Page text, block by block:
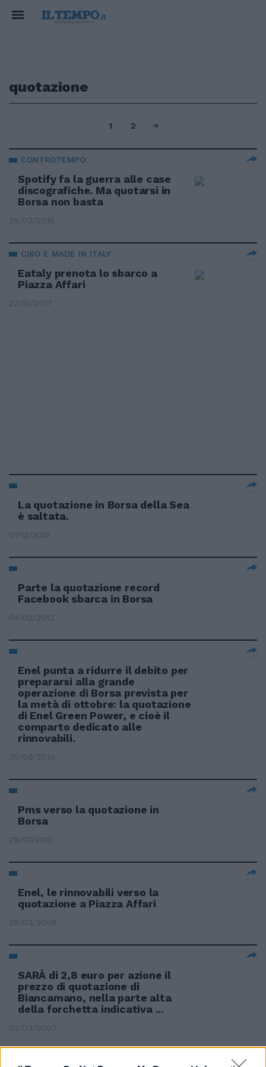
quotazione
1 2
CONTROTEMPO
Spotify fa la guerra alle case
discografiche. Ma quotarsi in
Borsa non basta
28/03/2018
CIBO E MADE IN ITALY
Eataly prenota lo sbarco a
Piazza Affari
22/10/2017
La quotazione in Borsa della Sea
è saltata.
01/12/2012
Parte la quotazione record
Facebook sbarca in Borsa
04/02/2012
Enel punta a ridurre il debito per
prepararsi alla grande
operazione di Borsa prevista per
la metà di ottobre: la quotazione
di Enel Green Power, e cioè il
comparto dedicato alle
rinnovabili.
30/09/2010
Pms verso la quotazione in
Borsa
29/01/2010
Enel, le rinnovabili verso la
quotazione a Piazza Affari
28/03/2008
SARÀ di 2,8 euro per azione il
prezzo di quotazione di
Biancamano, nella parte alta
della forchetta indicativa ...
02/03/2007